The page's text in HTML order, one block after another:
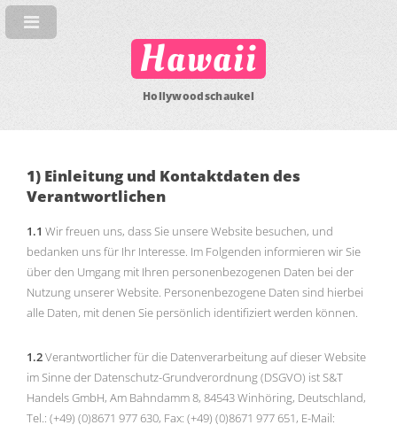
Hawaii
Hollywoodschaukel
1) Einleitung und Kontaktdaten des
Verantwortlichen
1.1 Wir freuen uns, dass Sie unsere Website besuchen, und
bedanken uns für Ihr Interesse. Im Folgenden informieren wir Sie
über den Umgang mit Ihren personenbezogenen Daten bei der
Nutzung unserer Website. Personenbezogene Daten sind hierbei
alle Daten, mit denen Sie persönlich identifiziert werden können.
1.2Verantwortlicher für die Datenverarbeitung auf dieser Website
im Sinne der Datenschutz-Grundverordnung (DSGVO) ist S&T
Handels GmbH, Am Bahndamm 8, 84543 Winhöring, Deutschland,
Tel.: (+49) (0)8671 977 630, Fax: (+49) (0)8671 977 651, E-Mail: